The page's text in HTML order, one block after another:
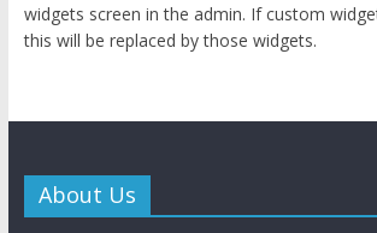
widgets screen in the admin. If custom
this will be replaced by those widgets.
About Us